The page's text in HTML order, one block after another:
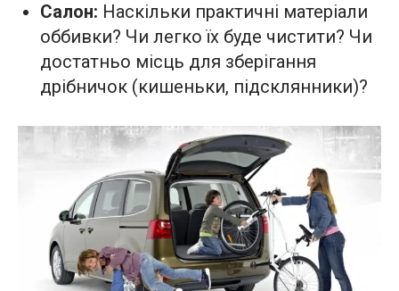
Салон: Наскільки практичні матеріали
оббивки? Чи легко їх буде чистити? Чи
достатньо місць для зберігання
дрібничок (кишеньки, підсклянники)?